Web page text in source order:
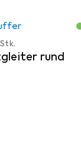
rund